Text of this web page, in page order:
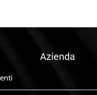
Azienda